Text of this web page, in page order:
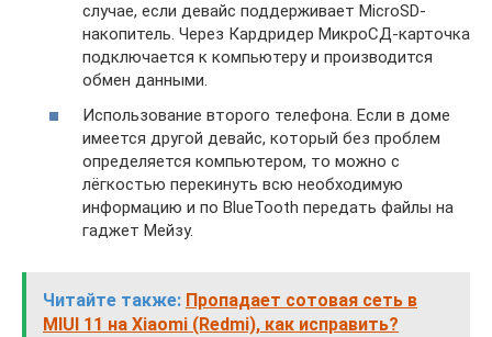
случае, если девайс поддерживает MicroSD-
накопитель. Через Кардридер МикроСД-карточка
подключается к компьютеру и производится
обмен данными.
Использование второго телефона. Если в доме
имеется другой девайс, который без проблем
определяется компьютером, то можно с
лёгкостью перекинуть всю необходимую
информацию и по BlueTooth передать файлы на
гаджет Мейзу.
Читайте также: Пропадает сотовая сеть в
MIUI 11 на Xiaomi (Redmi), как исправить?